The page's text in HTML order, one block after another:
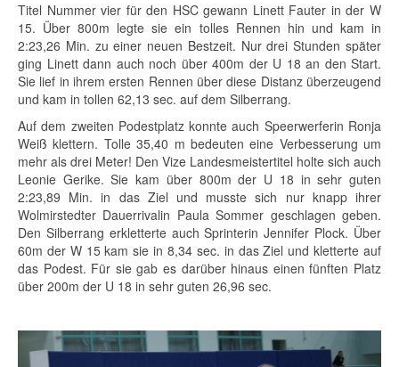
Titel Nummer vier für den HSC gewann Linett Fauter in der W
15. Über 800m legte sie ein tolles Rennen hin und kam in
2:23,26 Min. zu einer neuen Bestzeit. Nur drei Stunden später
ging Linett dann auch noch über 400m der U 18 an den Start.
Sie lief in ihrem ersten Rennen über diese Distanz überzeugend
und kam in tollen 62,13 sec. auf dem Silberrang.
Auf dem zweiten Podestplatz konnte auch Speerwerferin Ronja
Weiß klettern. Tolle 35,40 m bedeuten eine Verbesserung um
mehr als drei Meter! Den Vize Landesmeistertitel holte sich auch
Leonie Gerike. Sie kam über 800m der U 18 in sehr guten
2:23,89 Min. in das Ziel und musste sich nur knapp ihrer
Wolmirstedter Dauerrivalin Paula Sommer geschlagen geben.
Den Silberrang erkletterte auch Sprinterin Jennifer Plock. Über
60m der W 15 kam sie in 8,34 sec. in das Ziel und kletterte auf
das Podest. Für sie gab es darüber hinaus einen fünften Platz
über 200m der U 18 in sehr guten 26,96 sec.